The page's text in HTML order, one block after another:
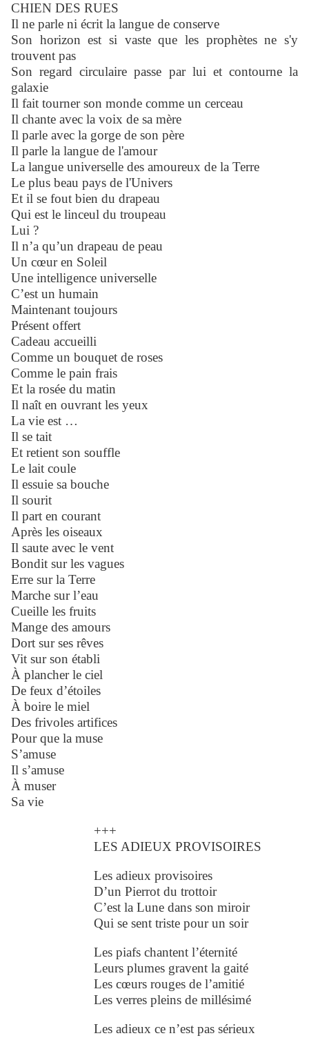
CHIEN DES RUES
Il ne parle ni écrit la langue de conserve
Son horizon est si vaste que les prophètes ne s'y
trouvent pas
Son regard circulaire passe par lui et contourne la
galaxie
Il fait tourner son monde comme un cerceau
Il chante avec la voix de sa mère
Il parle avec la gorge de son père
Il parle la langue de l'amour
La langue universelle des amoureux de la Terre
Le plus beau pays de l'Univers
Et il se fout bien du drapeau
Qui est le linceul du troupeau
Lui ?
Il n’a qu’un drapeau de peau
Un cœur en Soleil
Une intelligence universelle
C’est un humain
Maintenant toujours
Présent offert
Cadeau accueilli
Comme un bouquet de roses
Comme le pain frais
Et la rosée du matin
Il naît en ouvrant les yeux
La vie est …
Il se tait
Et retient son souffle
Le lait coule
Il essuie sa bouche
Il sourit
Il part en courant
Après les oiseaux
Il saute avec le vent
Bondit sur les vagues
Erre sur la Terre
Marche sur l’eau
Cueille les fruits
Mange des amours
Dort sur ses rêves
Vit sur son établi
À plancher le ciel
De feux d’étoiles
À boire le miel
Des frivoles artifices
Pour que la muse
S’amuse
Il s’amuse
À muser
Sa vie
+++
LES ADIEUX PROVISOIRES
Les adieux provisoires
D’un Pierrot du trottoir
C’est la Lune dans son miroir
Qui se sent triste pour un soir
Les piafs chantent l’éternité
Leurs plumes gravent la gaité
Les cœurs rouges de l’amitié
Les verres pleins de millésimé
Les adieux ce n’est pas sérieux